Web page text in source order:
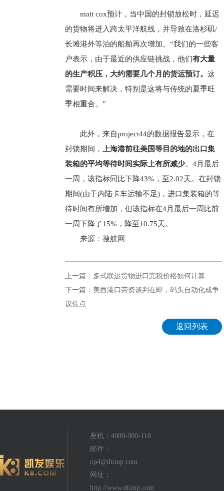
matt cox预计，当中国的封锁放松时，延迟
的货物将进入跨太平洋航线，并导致在洛杉矶/
长滩港外等泊的船舶再次增加。“我们的一些客
户表示，由于最近的供应链挑战，他们有大量
的生产积压，大约需要几个月的货运预订。 这
需要时间来解决，特别是这将与传统的夏季旺
季相重合。”
此外，来自project44的数据报告显示，在
封锁期间，
上海港前往美国等目的地的出口集
装箱的平均等待时间实际上有所减少。4月最后
一周，该指标同比下降43%，至2.02天。在封锁
期间(由于内陆卡车运输不足)，进口集装箱的等
待时间有所增加，但该指标在4月最后一周比前
一周下降了15%，降至10.75天。
来源：搜航网
上一篇：多式联运货物进口完税价格如何计算
下一篇：美西港口劳资谈判在即，码头自动化成争
议焦点
返回列表
座机：4000-900-118
邮件：
op4@dtimp.com
网址：
http://www.dtimp.com